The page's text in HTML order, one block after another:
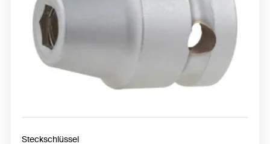
Steckschlüssel